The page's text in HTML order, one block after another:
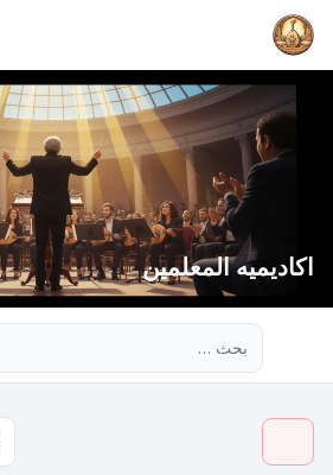
اكاديميه المعلمين